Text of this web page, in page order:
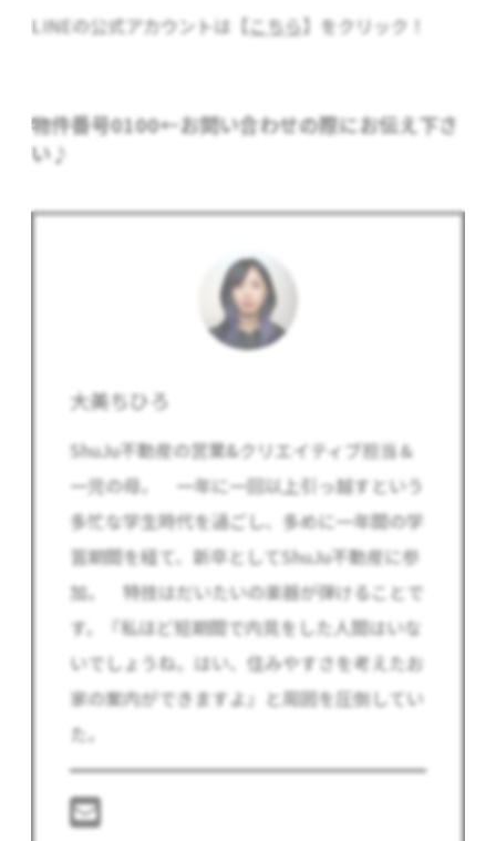
LINEの公式アカウントは【こちら】をクリック！
物件番号0100←お問い合わせの際にお伝え下さ
い♪
大美ちひろ
ShuJu不動産の営業&クリエイティブ担当＆
一児の母。 一年に一回以上引っ越すという
多忙な学生時代を過ごし、多めに一年間の学
習期間を経て、新卒としてShuJu不動産に参
加。 特技はだいたいの楽器が弾けることで
す。『私ほど短期間で内見をした人間はいな
いでしょうね。はい、住みやすさを考えたお
家の案内ができますよ』と周囲を圧倒してい
た。